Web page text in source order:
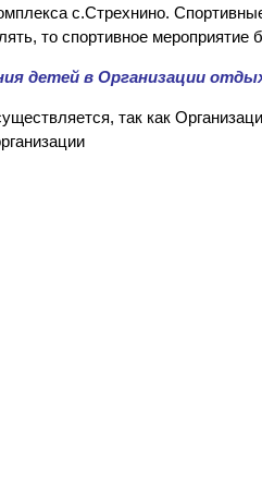
с.Стрехнино.
то спортивное
детей в Организации
так как